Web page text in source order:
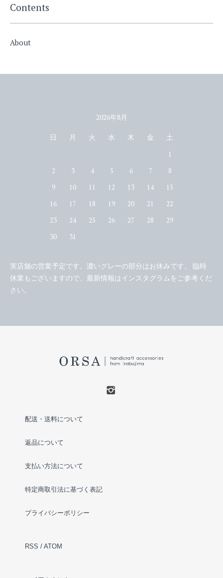
Contents
About
2026年8月
日 月 火 水 木 金 土
1
2
3 4 5 6 7
8
9
10 11 12 13 14
15
16
17 18 19 20 21
22
23
24 25 26 27 28
29
30
31
実店舗の営業予定です。濃いグレーの部分はお休みです。 臨時
休業もございますので、最新情報はインスタグラムをご参考くだ
さい。
配送・送料について
返品について
支払い方法について
特定商取引法に基づく表記
プライバシーポリシー
RSS / ATOM